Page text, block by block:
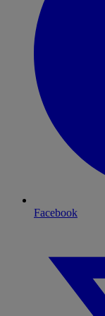
Facebook